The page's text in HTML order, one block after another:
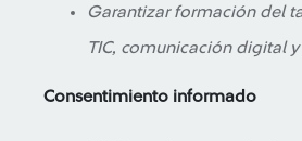
Garantizar formación del
TIC, comunicación digital
Consentimiento informado